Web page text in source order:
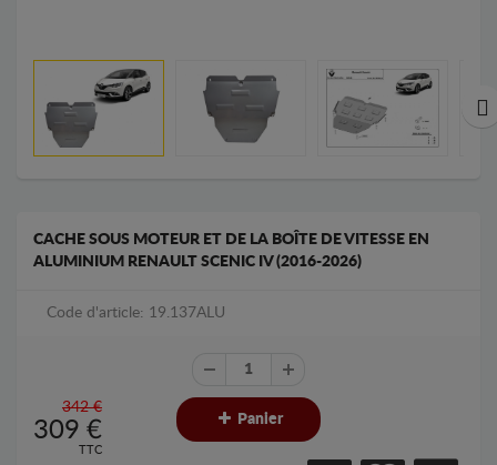
CACHE SOUS MOTEUR ET DE LA BOÎTE DE VITESSE EN
ALUMINIUM RENAULT SCENIC IV (2016-2026)
Code d'article: 19.137ALU
342 €
309 €
TTC
Panier